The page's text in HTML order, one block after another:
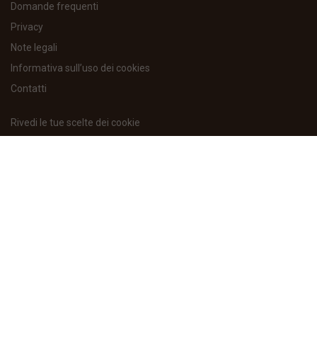
Domande frequenti
Privacy
Note legali
Informativa sull’uso dei cookies
Contatti
Rivedi le tue scelte dei cookie